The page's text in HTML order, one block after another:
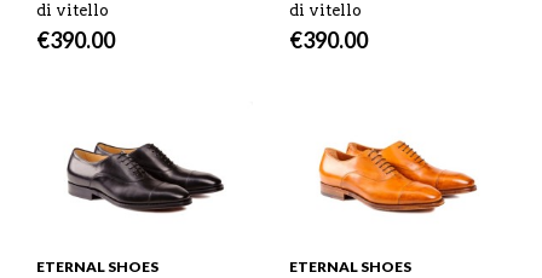
di vitello
€390.00
di vitello
€390.00
ETERNAL SHOES
ETERNAL SHOES